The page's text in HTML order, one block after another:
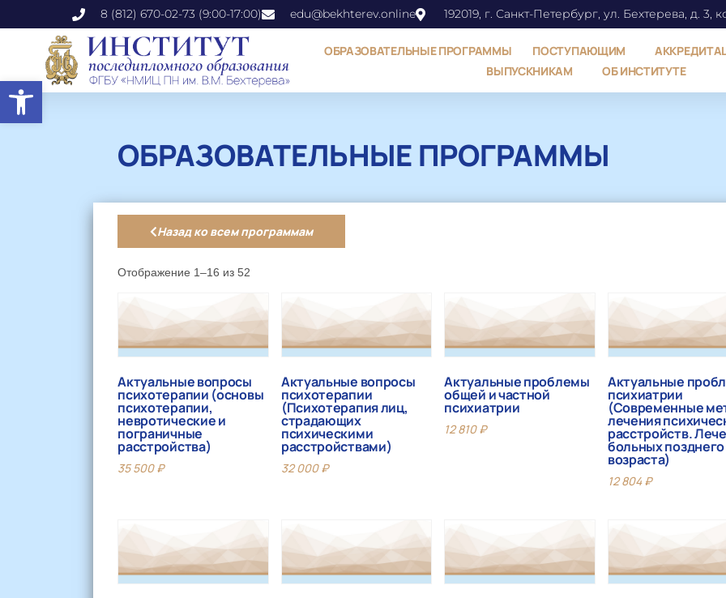
Открыть панель инструментов
8 (812) 670-02-73 (9:00-17:00) edu@bekhterev.online 192019, г. Санкт-Петербург, ул. Бехтерева, д. 3,
ОБРАЗОВАТЕЛЬНЫЕ ПРОГРАММЫ ПОСТУПАЮЩИМ
ВЫПУСКНИКАМ
ОБ ИНСТИТУТЕ
ОБРАЗОВАТЕЛЬНЫЕ ПРОГРАММЫ
Назад ко всем программам
Отображение 1–16 из 52
Актуальные вопросы
психотерапии (основы
психотерапии,
невротические и
пограничные
расстройства)
35 500₽
Актуальные вопросы
психотерапии
(Психотерапия лиц,
страдающих
психическими
расстройствами)
32 000₽
Актуальные проблемы
общей и частной
психиатрии
12 810₽
Актуальные
психиатрии
(Современные
лечения
расстройств.
больных позднего
возраста)
12 804₽